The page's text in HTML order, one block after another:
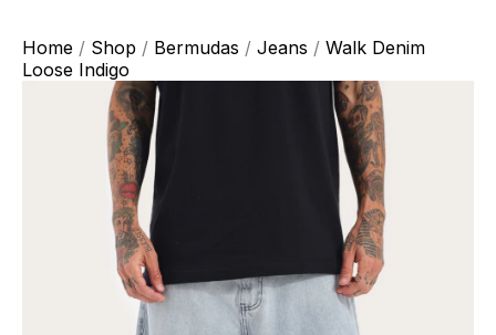
Home / Shop / Bermudas / Jeans / Walk Denim
Loose Indigo